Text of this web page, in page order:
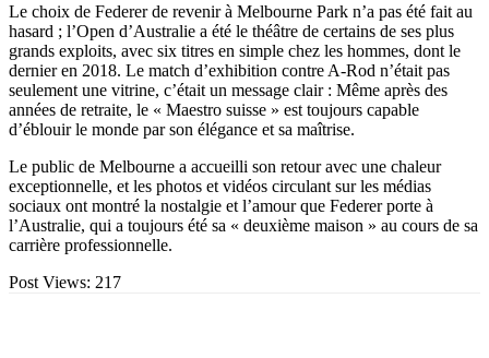
Le choix de Federer de revenir à Melbourne Park n’a pas été fait au
hasard ; l’Open d’Australie a été le théâtre de certains de ses plus
grands exploits, avec six titres en simple chez les hommes, dont le
dernier en 2018. Le match d’exhibition contre A-Rod n’était pas
seulement une vitrine, c’était un message clair : Même après des
années de retraite, le « Maestro suisse » est toujours capable
d’éblouir le monde par son élégance et sa maîtrise.
Le public de Melbourne a accueilli son retour avec une chaleur
exceptionnelle, et les photos et vidéos circulant sur les médias
sociaux ont montré la nostalgie et l’amour que Federer porte à
l’Australie, qui a toujours été sa « deuxième maison » au cours de sa
carrière professionnelle.
Post Views: 217